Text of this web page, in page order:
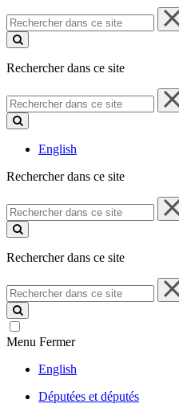
Rechercher
dans
ce
Rechercher dans ce site
Rechercher
dans
ce
English
Rechercher dans ce site
Rechercher
dans
ce
Rechercher dans ce site
Rechercher
dans
ce
site
Menu Fermer
English
Députées et députés